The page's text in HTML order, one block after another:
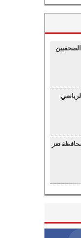
تعز